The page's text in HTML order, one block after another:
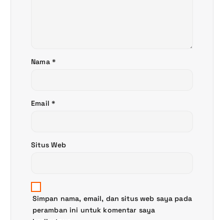
Nama *
Email *
Situs Web
Simpan nama, email, dan situs web saya pada
peramban ini untuk komentar saya